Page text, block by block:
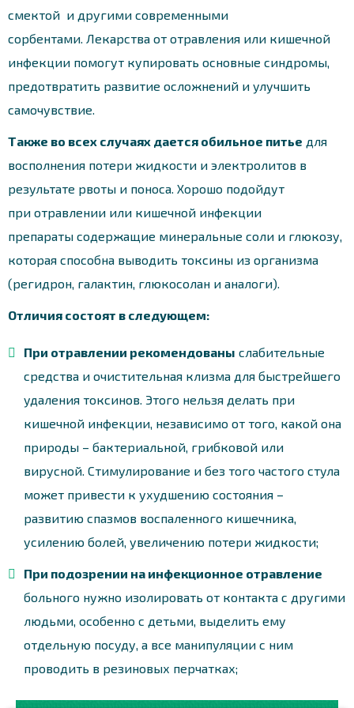
смектой и другими современными
сорбентами. Лекарства от отравления или кишечной
инфекции помогут купировать основные синдромы,
предотвратить развитие осложнений и улучшить
самочувствие.
Также во всех случаях дается обильное питье для
восполнения потери жидкости и электролитов в
результате рвоты и поноса. Хорошо подойдут
при отравлении или кишечной инфекции
препараты содержащие минеральные соли и глюкозу,
которая способна выводить токсины из организма
(регидрон, галактин, глюкосолан и аналоги).
Отличия состоят в следующем:
При отравлении рекомендованы слабительные
средства и очистительная клизма для быстрейшего
удаления токсинов. Этого нельзя делать при
кишечной инфекции, независимо от того, какой она
природы – бактериальной, грибковой или
вирусной. Стимулирование и без того частого стула
может привести к ухудшению состояния –
развитию спазмов воспаленного кишечника,
усилению болей, увеличению потери жидкости;
При подозрении на инфекционное отравление
больного нужно изолировать от контакта с другими
людьми, особенно с детьми, выделить ему
отдельную посуду, а все манипуляции с ним
проводить в резиновых перчатках;